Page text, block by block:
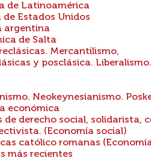
de Latinoamérica
Estados Unidos
argentina
de Salta
Mercantilismo,
y posclásica.
Neokeynesianismo.
económica
de derecho social, solidarista,
(Economía social)
católico romanas
más recientes